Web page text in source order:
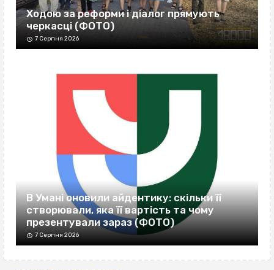
Ходою за реформи і діалог прямують
черкасці (ФОТО)
7 Серпня 2026
В Умані оновили айдентику: скільки її
створювали, яка її вартість та чому
презентували зараз (ФОТО)
7 Серпня 2026